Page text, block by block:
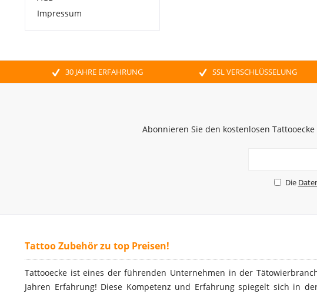
Impressum
30 JAHRE ERFAHRUNG SSL VERSCHLÜSSELUNG
Abonnieren Sie den kostenlosen
Die
Tattoo Zubehör zu top Preisen!
Tattooecke ist eines der führenden Unternehmen in der
Jahren Erfahrung! Diese Kompetenz und Erfahrung spiegelt sich in